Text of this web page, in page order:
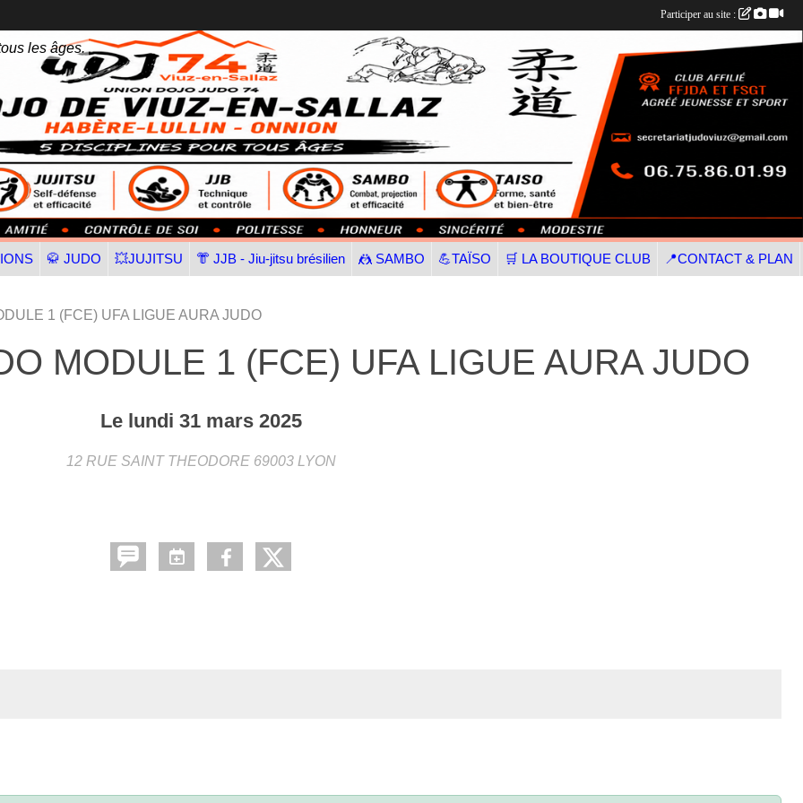
les âges.
🥋 JUDO 💥JUJITSU 👘 JJB - Jiu-jitsu brésilien 🤼 SAMBO 💪TAÏSO 🛒 LA BOUTIQUE CLUB 📍CONTACT & PLAN
1 (FCE) UFA LIGUE AURA JUDO
MODULE 1 (FCE) UFA LIGUE AURA JUDO
Le lundi 31 mars 2025
12 RUE SAINT THEODORE 69003 LYON
Participer au site :